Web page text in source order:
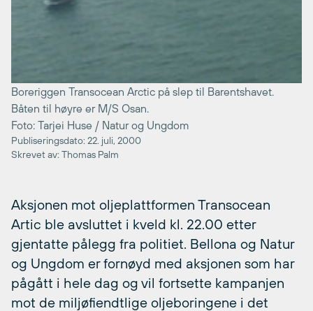
Boreriggen Transocean Arctic på slep til Barentshavet.
Båten til høyre er M/S Osan.
Foto: Tarjei Huse / Natur og Ungdom
Publiseringsdato: 22. juli, 2000
Skrevet av: Thomas Palm
Aksjonen mot oljeplattformen Transocean
Artic ble avsluttet i kveld kl. 22.00 etter
gjentatte pålegg fra politiet. Bellona og Natur
og Ungdom er fornøyd med aksjonen som har
pågått i hele dag og vil fortsette kampanjen
mot de miljøfiendtlige oljeboringene i det